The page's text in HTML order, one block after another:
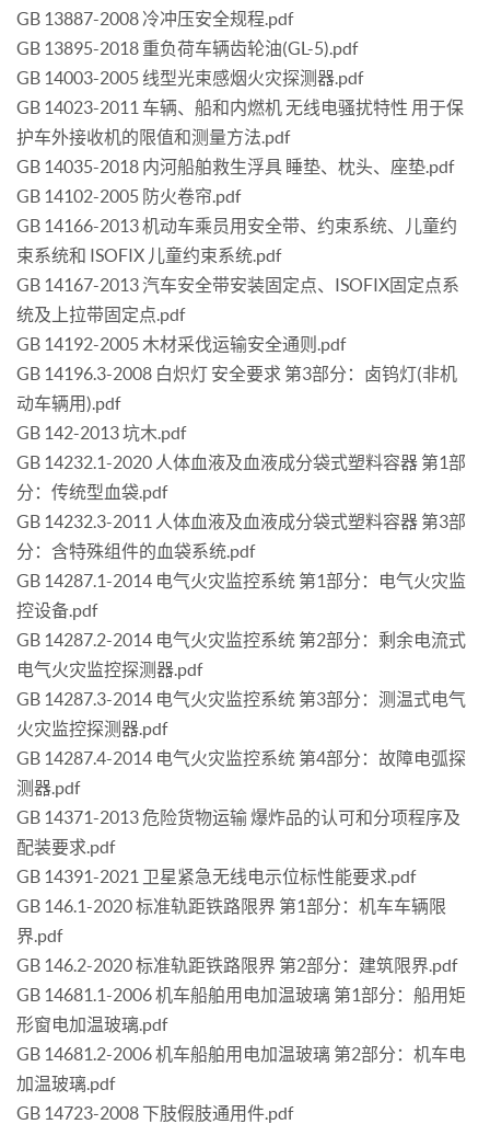
GB 13887-2008 冷冲压安全规程.pdf
GB 13895-2018 重负荷车辆齿轮油(GL-5).pdf
GB 14003-2005 线型光束感烟火灾探测器.pdf
GB 14023-2011 车辆、船和内燃机 无线电骚扰特性 用于保
护车外接收机的限值和测量方法.pdf
GB 14035-2018 内河船舶救生浮具 睡垫、枕头、座垫.pdf
GB 14102-2005 防火卷帘.pdf
GB 14166-2013 机动车乘员用安全带、约束系统、儿童约
束系统和 ISOFIX 儿童约束系统.pdf
GB 14167-2013 汽车安全带安装固定点、ISOFIX固定点系
统及上拉带固定点.pdf
GB 14192-2005 木材采伐运输安全通则.pdf
GB 14196.3-2008 白炽灯 安全要求 第3部分：卤钨灯(非机
动车辆用).pdf
GB 142-2013 坑木.pdf
GB 14232.1-2020 人体血液及血液成分袋式塑料容器 第1部
分：传统型血袋.pdf
GB 14232.3-2011 人体血液及血液成分袋式塑料容器 第3部
分：含特殊组件的血袋系统.pdf
GB 14287.1-2014 电气火灾监控系统 第1部分：电气火灾监
控设备.pdf
GB 14287.2-2014 电气火灾监控系统 第2部分：剩余电流式
电气火灾监控探测器.pdf
GB 14287.3-2014 电气火灾监控系统 第3部分：测温式电气
火灾监控探测器.pdf
GB 14287.4-2014 电气火灾监控系统 第4部分：故障电弧探
测器.pdf
GB 14371-2013 危险货物运输 爆炸品的认可和分项程序及
配装要求.pdf
GB 14391-2021 卫星紧急无线电示位标性能要求.pdf
GB 146.1-2020 标准轨距铁路限界 第1部分：机车车辆限
界.pdf
GB 146.2-2020 标准轨距铁路限界 第2部分：建筑限界.pdf
GB 14681.1-2006 机车船舶用电加温玻璃 第1部分：船用矩
形窗电加温玻璃.pdf
GB 14681.2-2006 机车船舶用电加温玻璃 第2部分：机车电
加温玻璃.pdf
GB 14723-2008 下肢假肢通用件.pdf